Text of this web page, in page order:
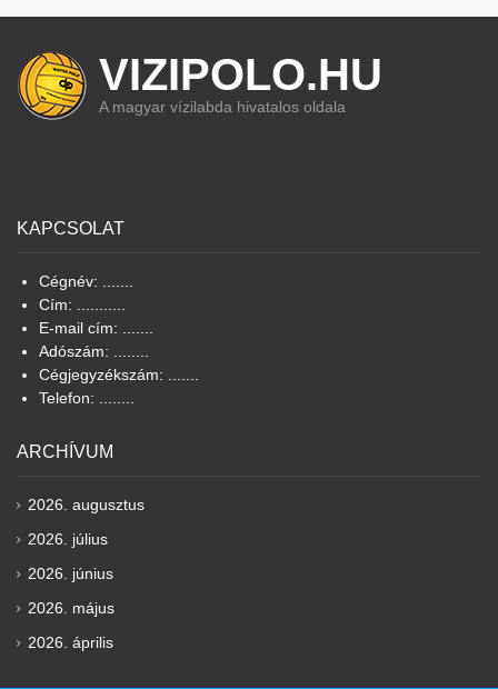
VIZIPOLO.HU
A magyar vízilabda hivatalos oldala
KAPCSOLAT
Cégnév: .......
Cím: ...........
E-mail cím: .......
Adószám: ........
Cégjegyzékszám: .......
Telefon: ........
ARCHÍVUM
2026. augusztus
2026. július
2026. június
2026. május
2026. április